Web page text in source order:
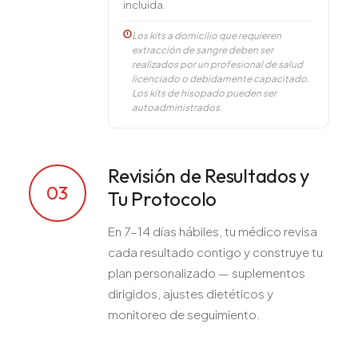
incluida.
Los kits a domicilio que requieren
extracción de sangre deben ser
realizados por un profesional de salud
licenciado o debidamente capacitado.
Los kits de hisopado pueden ser
autoadministrados.
03
Revisión de Resultados y
Tu Protocolo
En 7–14 días hábiles, tu médico revisa
cada resultado contigo y construye tu
plan personalizado — suplementos
dirigidos, ajustes dietéticos y
monitoreo de seguimiento.